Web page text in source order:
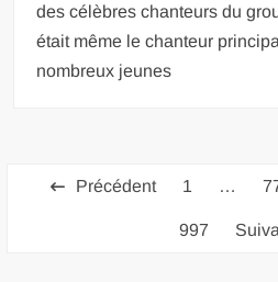
des célèbres chanteurs du
était même le chanteur
nombreux jeunes
Pagination
publications
Précédent 1 …
997